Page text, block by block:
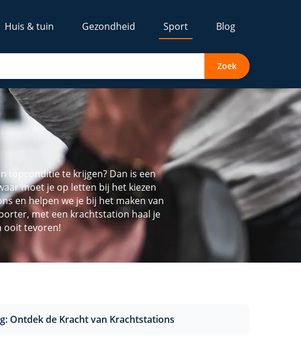
Huis & tuin Gezondheid Sport Blog
Zoek
topconditie te krijgen? Dan is een
moet je op letten bij het kiezen
en helpen we je bij het maken van
met een krachtstation haal je
ooit tevoren!
Ontdek de Kracht van Krachtstations